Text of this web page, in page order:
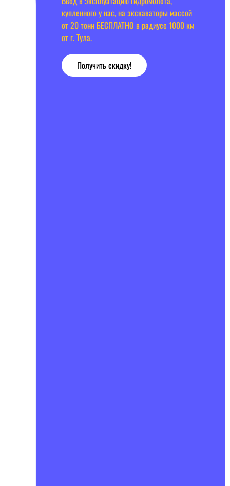
купленного у нас, на экскаваторы массой
от 20 тонн БЕСПЛАТНО в радиусе 1000 км
от г. Тула.
Получить скидку!